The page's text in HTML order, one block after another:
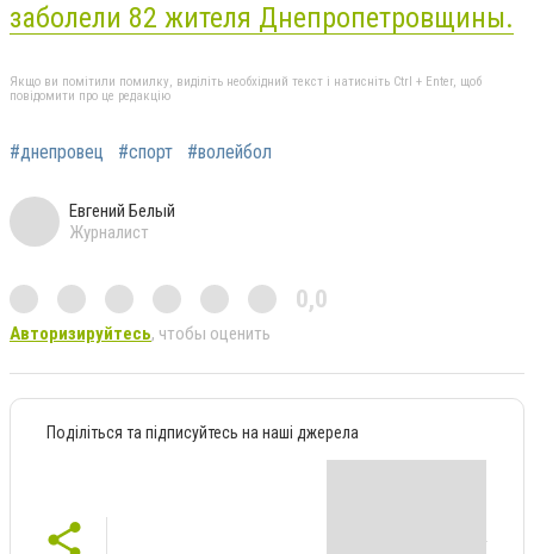
заболели 82 жителя Днепропетровщины.
Якщо ви помітили помилку, виділіть необхідний текст і натисніть Ctrl + Enter, щоб
повідомити про це редакцію
#днепровец #спорт #волейбол
Евгений Белый
Журналист
0,0
Авторизируйтесь, чтобы оценить
Поділіться та підписуйтесь на наші джерела